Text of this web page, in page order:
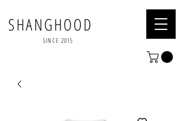
SHANGHOOD
SINCE 2015